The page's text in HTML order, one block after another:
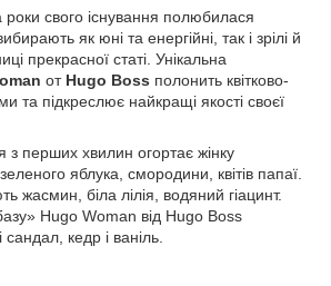
свого існування полюбилася
як юні та енергійні, так і зрілі й
прекрасної статі. Унікальна
от Hugo Boss полонить квітково-
та підкреслює найкращі якості своєї
з перших хвилин огортає жінку
яблука, смородини, квітів папаї.
жасмин, біла лілія, водяний гіацинт.
Hugo Woman від Hugo Boss
кедр і ваніль.